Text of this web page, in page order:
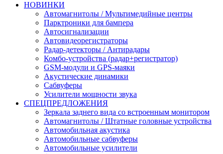
НОВИНКИ
Автомагнитолы / Мультимедийные центры
Парктроники для бампера
Автосигнализации
Автовидеорегистраторы
Радар-детекторы / Антирадары
Комбо-устройства (радар+регистратор)
GSM-модули и GPS-маяки
Акустические динамики
Сабвуферы
Усилители мощности звука
СПЕЦПРЕДЛОЖЕНИЯ
Зеркала заднего вида со встроенным монитором
Автомагнитолы / Штатные головные устройства
Автомобильная акустика
Автомобильные сабвуферы
Автомобильные усилители